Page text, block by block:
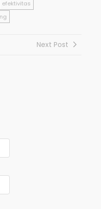
efektivitas
Next Post